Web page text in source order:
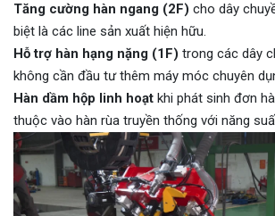
Tăng cường hàn ngang (2F) cho dây
biệt là các line sản xuất hiện hữu.
Hỗ trợ hàn hạng nặng (1F) trong các dây
không cần đầu tư thêm máy móc chuyên
Hàn dầm hộp linh hoạt khi phát sinh đơn
thuộc vào hàn rùa truyền thống với năng